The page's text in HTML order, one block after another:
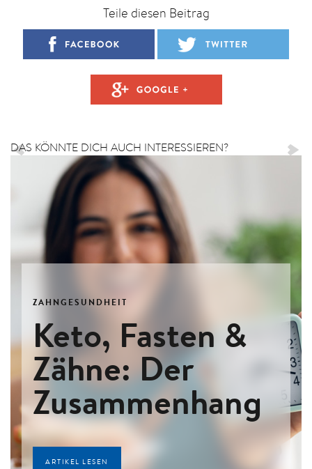
Teile diesen Beitrag
DAS KÖNNTE DICH AUCH INTERESSIEREN?
ZAHNGESUNDHEIT
Keto, Fasten &
Zähne: Der
Zusammenhang
ARTIKEL LESEN